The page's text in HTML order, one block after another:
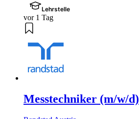
Lehrstelle
vor 1 Tag
Messtechniker (m/w/d)